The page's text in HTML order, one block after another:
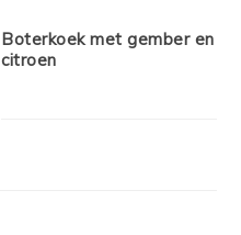
Boterkoek met gember en
citroen